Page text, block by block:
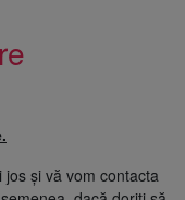
și vă vom contacta